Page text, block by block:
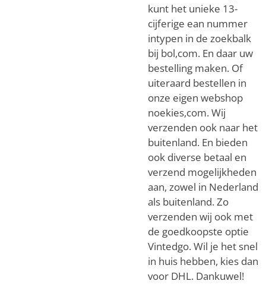
kunt het unieke 13-
cijferige ean nummer
intypen in de zoekbalk
bij bol,com. En daar uw
bestelling maken. Of
uiteraard bestellen in
onze eigen webshop
noekies,com. Wij
verzenden ook naar het
buitenland. En bieden
ook diverse betaal en
verzend mogelijkheden
aan, zowel in Nederland
als buitenland. Zo
verzenden wij ook met
de goedkoopste optie
Vintedgo. Wil je het snel
in huis hebben, kies dan
voor DHL. Dankuwel!